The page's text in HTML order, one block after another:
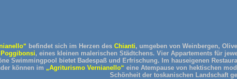
befindet sich im Herzen des Chianti, umgeben von Weinbergen,
Poggibonsi, eines kleinen malerischen Städtchens. Vier Appartements für
Swimmingpool bietet Badespaß und Erfrischung. Im hauseigenen
können im „Agriturismo Vernianello“ eine Atempause von hektischen
Schönheit der toskanischen Landschaft